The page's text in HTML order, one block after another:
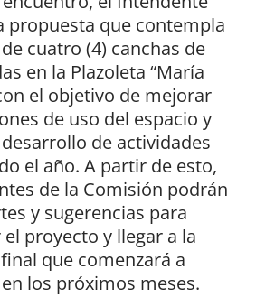
propuesta que contempla
cuatro (4) canchas de
en la Plazoleta “María
el objetivo de mejorar
de uso del espacio y
de actividades
el año. A partir de esto,
de la Comisión podrán
y sugerencias para
proyecto y llegar a la
que comenzará a
los próximos meses.